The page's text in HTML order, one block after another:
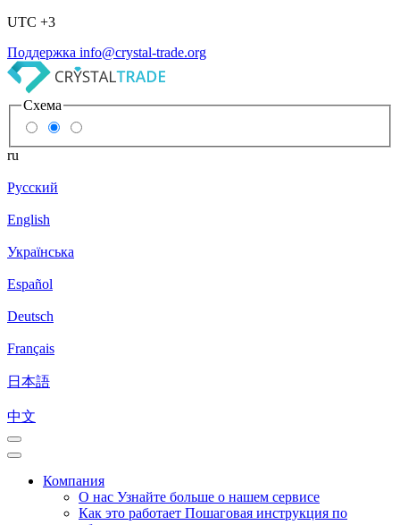
UTC +3
Поддержка info@crystal-trade.org
Схема
ru
Русский
English
Українська
Español
Deutsch
Français
日本語
中文
Компания
О нас Узнайте больше о нашем сервисе
Как это работает Пошаговая инструкция по